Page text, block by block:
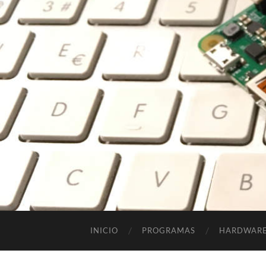
INICIO PROGRAMAS